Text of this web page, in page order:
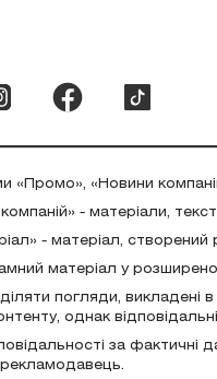
«Промо», «Новини
- матеріали,
- матеріал,
матеріал у
погляди, викладені
однак
за фактичні